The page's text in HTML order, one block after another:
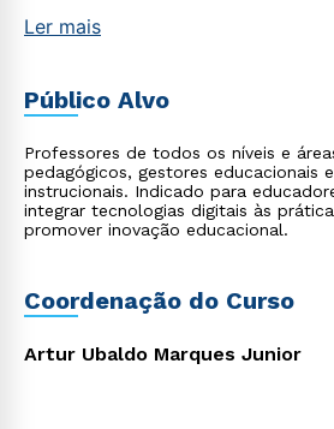
Ler mais
Público Alvo
Professores de todos os níveis e
pedagógicos, gestores educacionais
instrucionais. Indicado para
integrar tecnologias digitais às
promover inovação educacional.
Coordenação do Curso
Artur Ubaldo Marques Junior